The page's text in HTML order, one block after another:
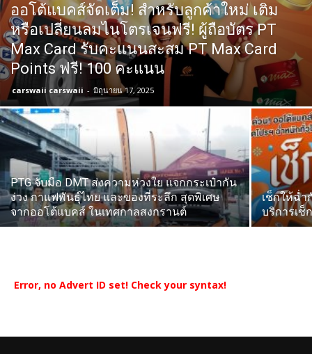
ออโต้แบคส์จัดเต็ม! สำหรับลูกค้าใหม่ เติม
หรือเปลี่ยนลมไนโตรเจนฟรี! ผู้ถือบัตร PT
Max Card รับคะแนนสะสม PT Max Card
Points ฟรี! 100 คะแนน
carswaii carswaii - มิถุนายน 17, 2025
PTG จับมือ DMT ส่งความห่วงใย แจกกระเป๋ากัน
ง่วง กาแฟพันธุ์ไทย และของที่ระลึก สุดพิเศษ
จากออโต้แบคส์ ในเทศกาลสงกรานต์
เช็กให้ฉ่ำ
บริการเช็
Error, no Advert ID set! Check your syntax!